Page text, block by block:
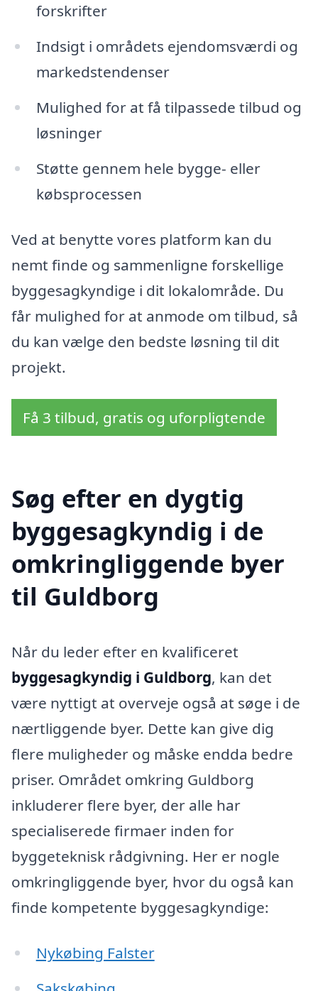
forskrifter
Indsigt i områdets ejendomsværdi og
markedstendenser
Mulighed for at få tilpassede tilbud og
løsninger
Støtte gennem hele bygge- eller
købsprocessen
Ved at benytte vores platform kan du
nemt finde og sammenligne forskellige
byggesagkyndige i dit lokalområde. Du
får mulighed for at anmode om tilbud, så
du kan vælge den bedste løsning til dit
projekt.
Få 3 tilbud, gratis og uforpligtende
Søg efter en dygtig
byggesagkyndig i de
omkringliggende byer
til Guldborg
Når du leder efter en kvalificeret
byggesagkyndig i Guldborg, kan det
være nyttigt at overveje også at søge i de
nærtliggende byer. Dette kan give dig
flere muligheder og måske endda bedre
priser. Området omkring Guldborg
inkluderer flere byer, der alle har
specialiserede firmaer inden for
byggeteknisk rådgivning. Her er nogle
omkringliggende byer, hvor du også kan
finde kompetente byggesagkyndige:
Nykøbing Falster